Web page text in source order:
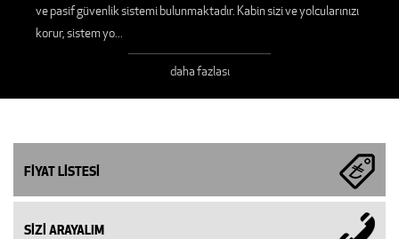
ve pasif güvenlik sistemi bulunmaktadır. Kabin sizi ve yolcularınızı
korur, sistem yo...
daha fazlası
FİYAT LİSTESİ
SİZİ ARAYALIM